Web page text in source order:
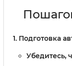
Подготовка
Убедитесь,